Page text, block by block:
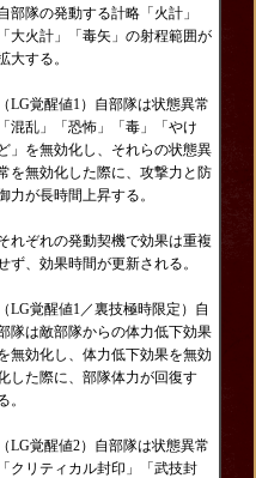
部隊の発動する計略「火計」
「大火計」「毒矢」の射程範囲が
大する。
（LG覚醒値1）自部隊は状態異常
「混乱」「恐怖」「毒」「やけ
ど」を無効化し、それらの状態異
を無効化した際に、攻撃力と防
力が長時間上昇する。
れぞれの発動契機で効果は重複
ず、効果時間が更新される。
（LG覚醒値1／裏技極時限定）自
隊は敵部隊からの体力低下効果
無効化し、体力低下効果を無効
した際に、部隊体力が回復す
。
（LG覚醒値2）自部隊は状態異常
「クリティカル封印」「武技封